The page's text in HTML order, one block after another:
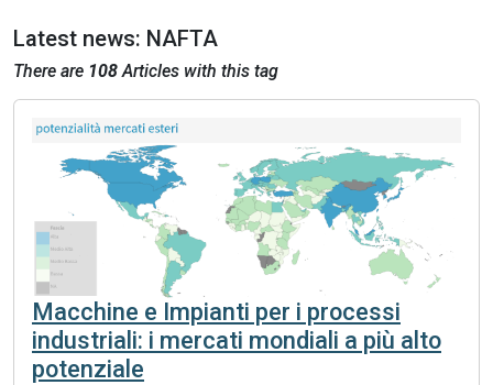
Latest news: NAFTA
There are 108Articles with this tag
Macchine e Impianti per i processi
industriali: i mercati mondiali a più alto
potenziale